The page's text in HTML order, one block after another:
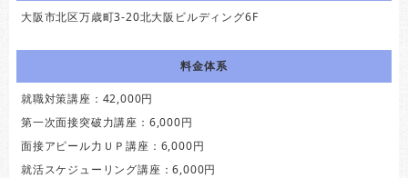
大阪市北区万歳町3-20北大阪ビルディング6F
料金体系
就職対策講座：42,000円
第一次面接突破力講座：6,000円
面接アピール力ＵＰ講座：6,000円
就活スケジューリング講座：6,000円